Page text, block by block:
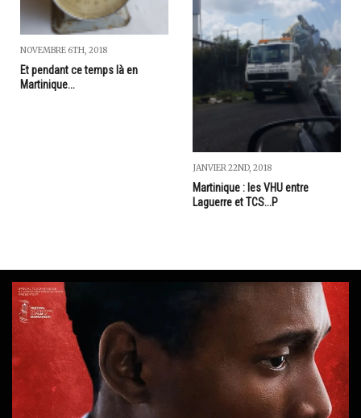
NOVEMBRE 6TH, 2018
Et pendant ce temps là en
Martinique...
JANVIER 22ND, 2018
Martinique : les VHU entre
Laguerre et TCS...P